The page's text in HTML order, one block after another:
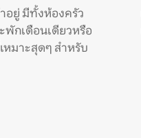
อยู่ มีทั้งห้องครัว
พักเดือนเดียวหรือ
หมาะสุดๆ สำหรับ